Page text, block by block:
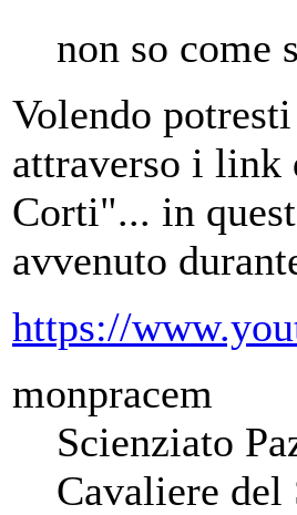
non so come
Volendo
attraverso i link
Corti"... in
avvenuto
https://
monpracem
Scienziato
Cavaliere del